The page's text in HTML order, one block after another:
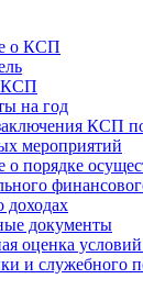
о КСП
КСП
на год
КСП
мероприятий
порядке
доходах
документы
оценка условий
и служебного